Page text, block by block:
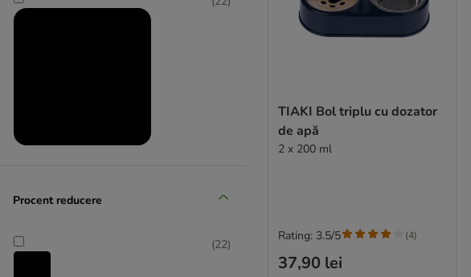
Procent reducere
(22)
TIAKI Bol triplu cu dozator
de apă
2 x 200 ml
37,90 lei
Rating: 3.5/5 (4)